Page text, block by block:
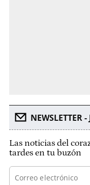
NEWSLETTER -
Las noticias del
tardes en tu buzón